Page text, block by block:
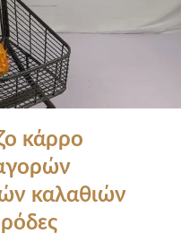
κάρρο
καλαθιών